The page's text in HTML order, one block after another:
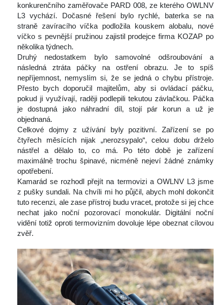
konkurenčního zaměřovače PARD 008, ze kterého OWLNV
L3 vychází. Dočasné řešení bylo rychlé, baterka se na
traně zavíracího víčka podložila kouskem alobalu, nové
víčko s pevnější pružinou zajistil prodejce firma KOZAP po
několika týdnech.
Druhý nedostatkem bylo samovolné odšroubování a
následná ztráta páčky na ostření obrazu. Je to spíš
nepříjemnost, nemyslím si, že se jedná o chybu přístroje.
Přesto bych doporučil majitelům, aby si ovládací páčku,
pokud ji využívají, raději podlepili tekutou závlačkou. Páčka
je dostupná jako náhradní díl, stojí pár korun a už je
objednaná.
Celkové dojmy z užívání byly pozitivní. Zařízení se po
čtyřech měsících nijak „nerozsypalo“, celou dobu drželo
nástřel a dělalo to, co má. Po této době je zařízení
maximálně trochu špinavé, nicméně nejeví žádné známky
opotřebení.
Kamarád se rozhodl přejít na termovizi a OWLNV L3 jsme
z pušky sundali. Na chvíli mi ho půjčil, abych mohl dokončit
tuto recenzi, ale zase přístroj budu vracet, protože si jej chce
nechat jako noční pozorovací monokulár. Digitální noční
vidění totiž oproti termovizním dovoluje lépe obeznat cílovou
zvěř.